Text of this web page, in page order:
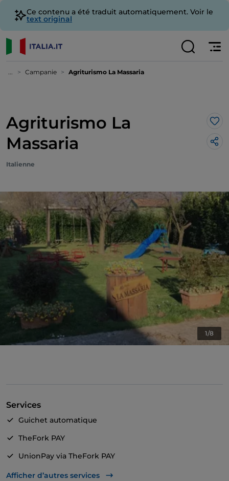
Ce contenu a été traduit automatiquement. Voir le
text original
... Campanie Agriturismo La Massaria
Agriturismo La
Massaria
Italienne
1/8
Services
Guichet automatique
TheFork PAY
UnionPay via TheFork PAY
Visa
Afficher d’autres services